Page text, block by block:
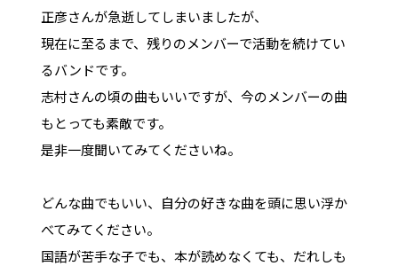
正彦さんが急逝してしまいましたが、
現在に至るまで、残りのメンバーで活動を続けてい
るバンドです。
志村さんの頃の曲もいいですが、今のメンバーの曲
もとっても素敵です。
是非一度聞いてみてくださいね。
どんな曲でもいい、自分の好きな曲を頭に思い浮か
べてみてください。
国語が苦手な子でも、本が読めなくても、だれしも